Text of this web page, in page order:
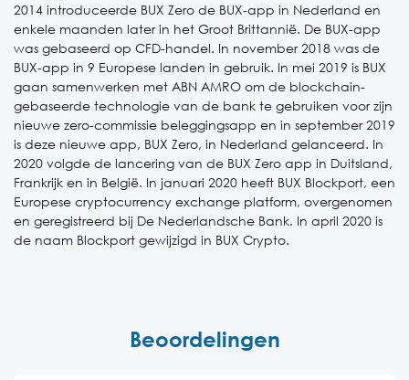
2014 introduceerde BUX Zero de BUX-app in Nederland en
enkele maanden later in het Groot Brittannië. De BUX-app
was gebaseerd op CFD-handel. In november 2018 was de
BUX-app in 9 Europese landen in gebruik. In mei 2019 is BUX
gaan samenwerken met ABN AMRO om de blockchain-
gebaseerde technologie van de bank te gebruiken voor zijn
nieuwe zero-commissie beleggingsapp en in september 2019
is deze nieuwe app, BUX Zero, in Nederland gelanceerd. In
2020 volgde de lancering van de BUX Zero app in Duitsland,
Frankrijk en in België. In januari 2020 heeft BUX Blockport, een
Europese cryptocurrency exchange platform, overgenomen
en geregistreerd bij De Nederlandsche Bank. In april 2020 is
de naam Blockport gewijzigd in BUX Crypto.
Beoordelingen